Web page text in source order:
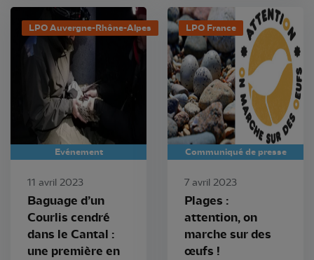
LPO Auvergne-Rhône-Alpes
Evénement
11 avril 2023
Baguage d’un
Courlis cendré
dans le Cantal :
une première en
LPO France
Communiqué de presse
7 avril 2023
Plages :
attention, on
marche sur des
œufs !